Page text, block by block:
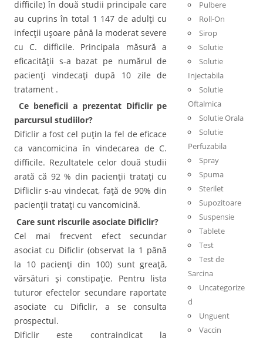
difficile) în două studii principale care
au cuprins în total 1 147 de adulţi cu
infecţii uşoare până la moderat severe
cu C. difficile. Principala măsură a
eficacităţii s-a bazat pe numărul de
pacienţi vindecaţi după 10 zile de
tratament .
Ce beneficii a prezentat Dificlir pe
parcursul studiilor?
Dificlir a fost cel puţin la fel de eficace
ca vancomicina în vindecarea de C.
difficile. Rezultatele celor două studii
arată că 92 % din pacienţii trataţi cu
Difliclir s-au vindecat, faţă de 90% din
pacienţii trataţi cu vancomicină.
Care sunt riscurile asociate Dificlir?
Cel mai frecvent efect secundar
asociat cu Dificlir (observat la 1 până
la 10 pacienţi din 100) sunt greaţă,
vărsături şi constipaţie. Pentru lista
tuturor efectelor secundare raportate
asociate cu Dificlir, a se consulta
prospectul.
Dificlir este contraindicat la
Pulbere
Roll-On
Sirop
Solutie
Solutie
Injectabila
Solutie
Oftalmica
Solutie Orala
Solutie
Perfuzabila
Spray
Spuma
Sterilet
Supozitoare
Suspensie
Tablete
Test
Test de
Sarcina
Uncategorize
d
Unguent
Vaccin